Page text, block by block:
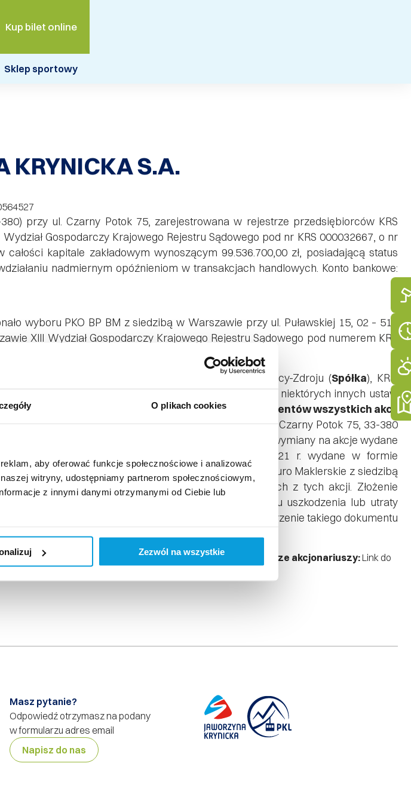
O plikach cookies
aby oferować funkcje społecznościowe i analizować
witryny, udostępniamy partnerom społecznościowym,
z innymi danymi otrzymanymi od Ciebie lub
Zezwól na wszystkie
Sklep sportowy
Kup bilet online
KRYNICKA S.A.
przy ul. Czarny Potok 75, zarejestrowana w rejestrze przedsiębiorców KRS
Gospodarczy Krajowego Rejestru Sądowego pod nr KRS 000032667, o nr
kapitale zakładowym wynoszącym 99.536.700,00 zł, posiadającą status
nadmiernym opóźnieniom w transakcjach handlowych. Konto bankowe:
wyboru PKO BP BM z siedzibą w Warszawie przy ul. Puławskiej 15, 02 – 515
XIII Wydział Gospodarczy Krajowego Rejestru Sądowego pod numerem KRS
Gondolowa Jaworzyna Krynicka S.A. z siedzibą w Krynicy-Zdroju (Spółka), KRS:
r. o zmianie ustawy – Kodeks spółek handlowych oraz niektórych innych ustaw
wzywa Akcjonariuszy do
złożenia w Spółce dokumentów wszystkich akcji
akcji można składać w biurze Zarządu Spółki, przy ul. Czarny Potok 75, 33-380
dokumentów akcji w Spółce jest dokonanie ich wymiany na akcje wydane
akcji w Spółce zostaną one z dniem 1 marca 2021 r. wydane w formie
Powszechną Kasę Oszczędności Bank Polski S.A. – Biuro Maklerskie z siedzibą
praw (uprawnień) i obowiązków wynikających z tych akcji. Złożenie
wydanym każdemu Akcjonariuszowi. W przypadku uszkodzenia lub utraty
faktu Spółce oraz złożenia do Spółki wniosku o umorzenie takiego dokumentu
PKO BP BM dla Akcjonariuszy ujawnionych w rejestrze akcjonariuszy:Link do
Masz pytanie?
Odpowiedź otrzymasz na podany
w formularzu adres email
Napisz do nas